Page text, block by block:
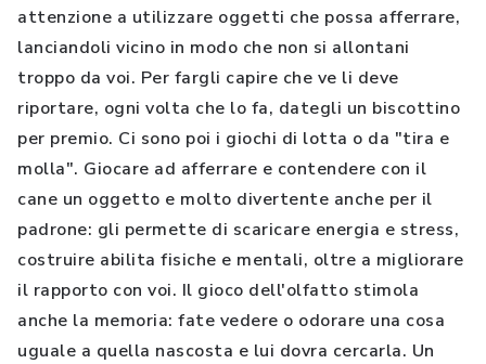
attenzione a utilizzare oggetti che possa afferrare,
lanciandoli vicino in modo che non si allontani
troppo da voi. Per fargli capire che ve li deve
riportare, ogni volta che lo fa, dategli un biscottino
per premio. Ci sono poi i giochi di lotta o da "tira e
molla". Giocare ad afferrare e contendere con il
cane un oggetto e molto divertente anche per il
padrone: gli permette di scaricare energia e stress,
costruire abilita fisiche e mentali, oltre a migliorare
il rapporto con voi. Il gioco dell'olfatto stimola
anche la memoria: fate vedere o odorare una cosa
uguale a quella nascosta e lui dovra cercarla. Un